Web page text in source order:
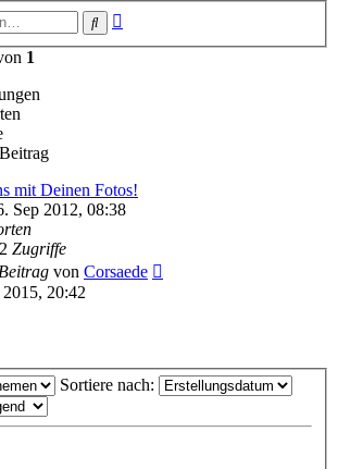
Suche
1
mit Deinen Fotos!
Sep 2012, 08:38
Zugriffe
von Corsaede
20:42
Sortiere nach: